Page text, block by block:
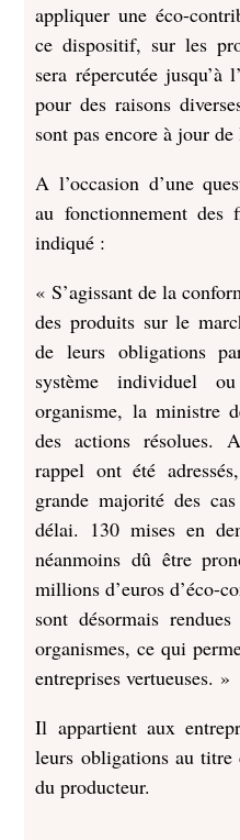
appliquer une éco-
ce dispositif, sur les
sera répercutée jusqu’à
pour des raisons
sont pas encore à jour
A l’occasion d’une
au fonctionnement
indiqué :
« S’agissant de la
des produits sur le
de leurs obligations
système individuel
organisme, la ministre
des actions résolues.
rappel ont été
grande majorité des
délai. 130 mises en
néanmoins dû être
millions d’euros d’éco-
sont désormais
organismes, ce qui
entreprises vertueuses. »
Il appartient aux
leurs obligations au titre
du producteur.